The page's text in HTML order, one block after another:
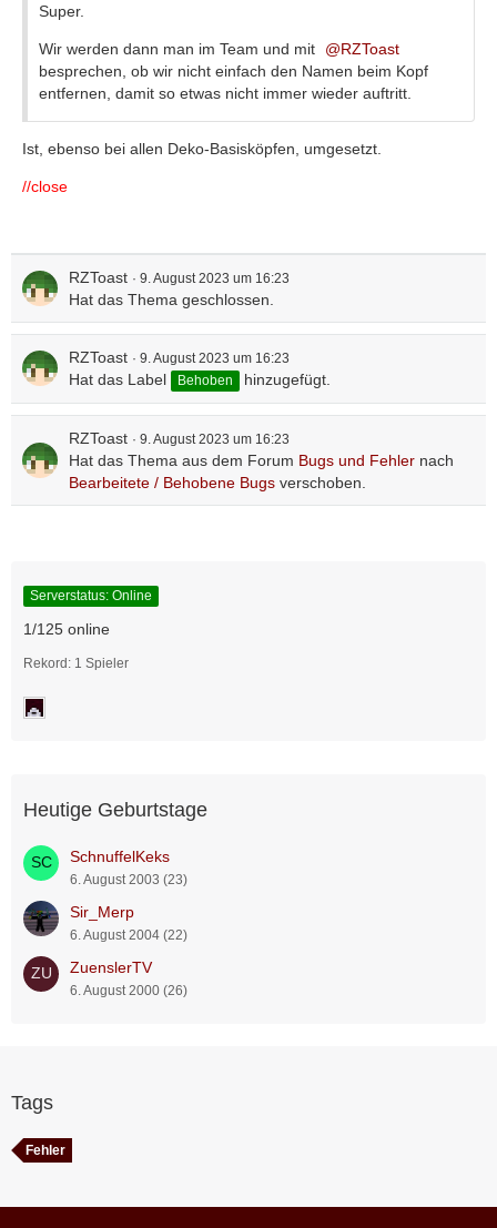
Super.
Wir werden dann man im Team und mit
RZToast
besprechen, ob wir nicht einfach den Namen beim Kopf
entfernen, damit so etwas nicht immer wieder auftritt.
Ist, ebenso bei allen Deko-Basisköpfen, umgesetzt.
//close
RZToast 9. August 2023 um 16:23
Hat das Thema geschlossen.
RZToast 9. August 2023 um 16:23
Hat das Label Behoben hinzugefügt.
RZToast 9. August 2023 um 16:23
Hat das Thema aus dem Forum Bugs und Fehler nach
Bearbeitete / Behobene Bugs verschoben.
Serverstatus: Online
1/125 online
Rekord: 1 Spieler
Heutige Geburtstage
SchnuffelKeks
6. August 2003 (23)
Sir_Merp
6. August 2004 (22)
ZuenslerTV
6. August 2000 (26)
Tags
Fehler